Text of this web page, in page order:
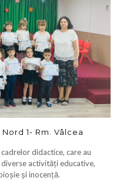
1- Rm. Vâlcea
didactice, care au
activități educative,
și inocență.